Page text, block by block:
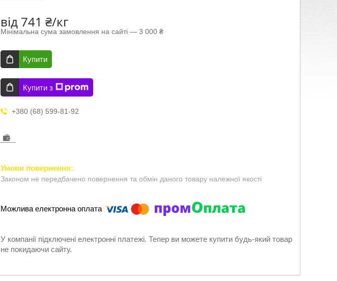
від 741 ₴/кг
Мінімальна сума замовлення на сайті — 3 000 ₴
Купити
Купити з
+380 (68) 599-81-92
Законом не передбачено повернення та обмін даного товару належної якості
У компанії підключені електронні платежі. Тепер ви можете купити будь-який товар
не покидаючи сайту.